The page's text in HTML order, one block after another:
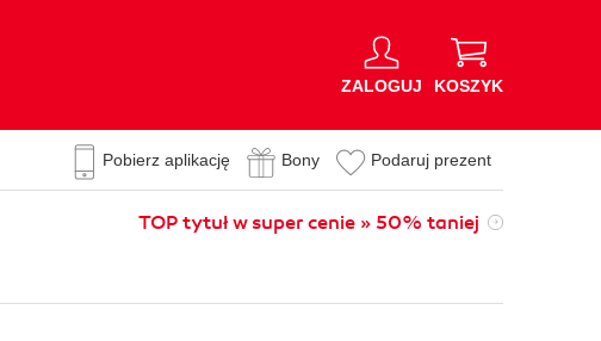
ZALOGUJ KOSZYK
Pobierz aplikację Bony Podaruj prezent
TOP tytuł w super cenie » 50% taniej